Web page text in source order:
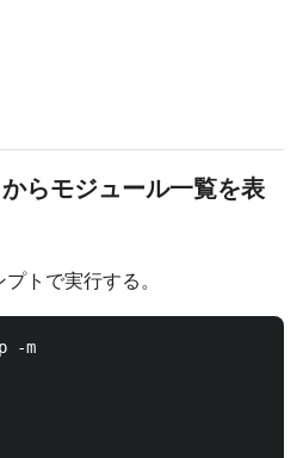
らモジュール一覧を表
トで実行する。
-m